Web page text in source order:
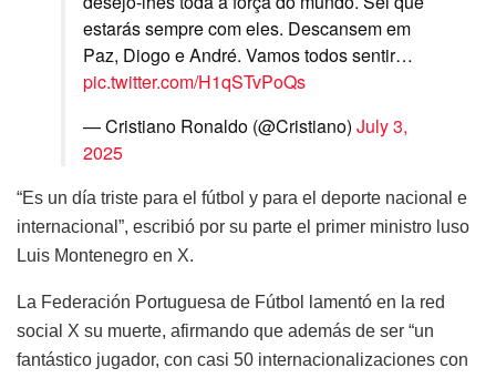
estarás sempre com eles. Descansem em
Paz, Diogo e André. Vamos todos sentir…
pic.twitter.com/H1qSTvPoQs
— Cristiano Ronaldo (@Cristiano) July 3,
2025
“Es un día triste para el fútbol y para el deporte nacional e
internacional”, escribió por su parte el primer ministro luso
Luis Montenegro en X.
La Federación Portuguesa de Fútbol lamentó en la red
social X su muerte, afirmando que además de ser “un
fantástico jugador, con casi 50 internacionalizaciones con